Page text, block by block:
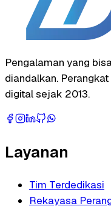
Pengalaman yang
diandalkan.
digital sejak 2013.
Layanan
Tim Terdedikasi
Rekayasa